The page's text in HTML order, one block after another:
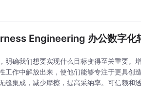
Engineering 办公数字化
明确我们想要实现什么目标变得至关重要
工作中解放出来，使他们能够专注于更具
缝集成，减少摩擦，提高采纳率。可信赖和